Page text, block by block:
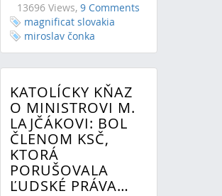
13696 Views, 9 Comments
magnificat slovakia
miroslav čonka
KATOLÍCKY KŇAZ
O MINISTROVI M.
LAJČÁKOVI: BOL
ČLENOM KSČ,
KTORÁ
PORUŠOVALA
ĽUDSKÉ PRÁVA…